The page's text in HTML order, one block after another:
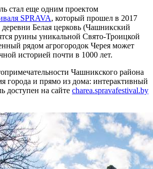
стал еще одним проектом
SPRAVA, который прошел в 2017
деревни Белая церковь (Чашникский
руины уникальной Свято-Троицкой
рядом агрогородок Черея может
историей почти в 1000 лет.
Чашникского района
города и прямо из дома: интерактивный
доступен на сайте charea.spravafestival.by